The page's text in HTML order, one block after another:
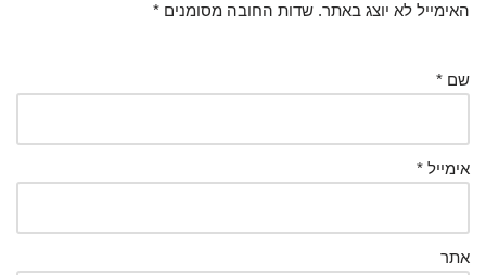
האימייל לא יוצג באתר. שדות החובה מסומנים *
שם *
אימייל *
אתר